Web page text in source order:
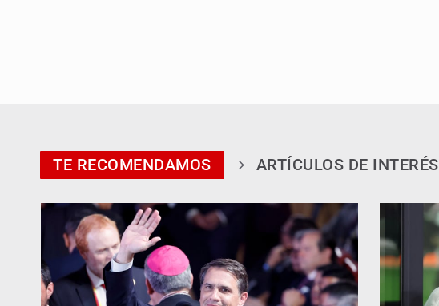
TE RECOMENDAMOS ARTÍCULOS DE INTERÉS